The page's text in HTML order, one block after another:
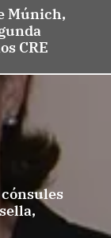
Múnich,
CRE